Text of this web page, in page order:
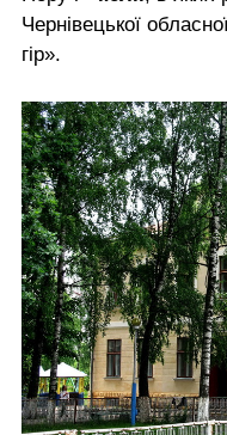
Чернівецької
гір».